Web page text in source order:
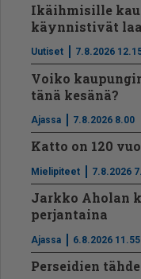
Ikäihmisille
käynnistivät
Uutiset 7.8.2026
Voiko
tänä kesänä?
Ajassa 7.8.2026 8.00
Katto on 120
Mielipiteet 7.8.2026
Jarkko Aholan
perjantaina
Ajassa 6.8.2026 11.55
Perseidien